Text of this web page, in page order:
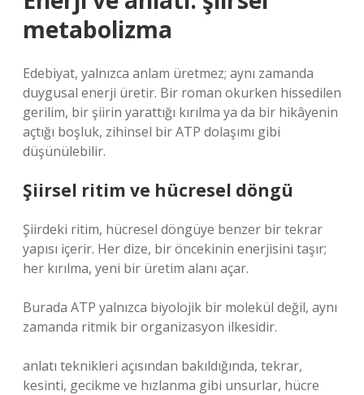
metabolizma
Edebiyat, yalnızca anlam üretmez; aynı zamanda
duygusal enerji üretir. Bir roman okurken hissedilen
gerilim, bir şiirin yarattığı kırılma ya da bir hikâyenin
açtığı boşluk, zihinsel bir ATP dolaşımı gibi
düşünülebilir.
Şiirsel ritim ve hücresel döngü
Şiirdeki ritim, hücresel döngüye benzer bir tekrar
yapısı içerir. Her dize, bir öncekinin enerjisini taşır;
her kırılma, yeni bir üretim alanı açar.
Burada ATP yalnızca biyolojik bir molekül değil, aynı
zamanda ritmik bir organizasyon ilkesidir.
anlatı teknikleri açısından bakıldığında, tekrar,
kesinti, gecikme ve hızlanma gibi unsurlar, hücre